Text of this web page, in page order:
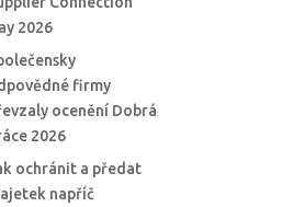
2026
firmy
ocenění Dobrá
2026
ochránit a předat
napříč